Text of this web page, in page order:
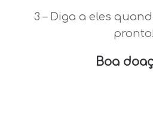
3 – Diga a eles
pronto!
Boa